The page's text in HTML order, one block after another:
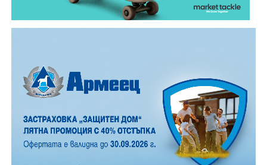
12 АВГУСТ (сряда)
19:00ч. „Книга за книга“ – донеси книга, вземи си
друга, обсъди заглавия и автори с други читатели
20:00ч. Концерт на група МОЛЕЦ, GoGo,
Zov&Vakavliev, Toria
21:30ч. Коктейли и музика